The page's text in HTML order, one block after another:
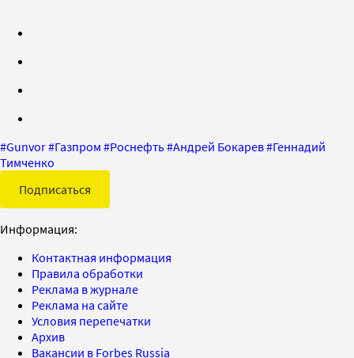
#Gunvor#Газпром #Роснефть#Андрей Бокарев#Геннадий
Тимченко
Подписаться
Информация:
Контактная информация
Правила обработки
Реклама в журнале
Реклама на сайте
Условия перепечатки
Архив
Вакансии в Forbes Russia